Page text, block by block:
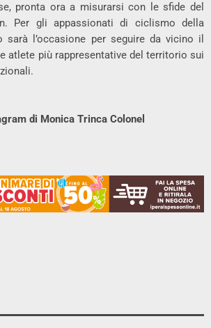
pronta ora a misurarsi con le sfide del
Per gli appassionati di ciclismo della
sarà l’occasione per seguire da vicino il
atlete più rappresentative del territorio sui
di Monica Trinca Colonel